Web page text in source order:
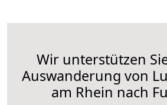
Wir unterstützen
Auswanderung von
am Rhein nach